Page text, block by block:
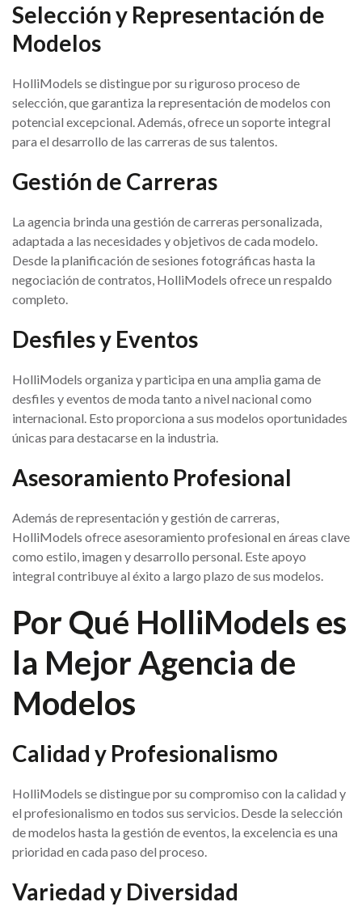
Selección y Representación de
Modelos
HolliModels se distingue por su riguroso proceso de
selección, que garantiza la representación de modelos con
potencial excepcional. Además, ofrece un soporte integral
para el desarrollo de las carreras de sus talentos.
Gestión de Carreras
La agencia brinda una gestión de carreras personalizada,
adaptada a las necesidades y objetivos de cada modelo.
Desde la planificación de sesiones fotográficas hasta la
negociación de contratos, HolliModels ofrece un respaldo
completo.
Desfiles y Eventos
HolliModels organiza y participa en una amplia gama de
desfiles y eventos de moda tanto a nivel nacional como
internacional. Esto proporciona a sus modelos oportunidades
únicas para destacarse en la industria.
Asesoramiento Profesional
Además de representación y gestión de carreras,
HolliModels ofrece asesoramiento profesional en áreas clave
como estilo, imagen y desarrollo personal. Este apoyo
integral contribuye al éxito a largo plazo de sus modelos.
Por Qué HolliModels es
la Mejor Agencia de
Modelos
Calidad y Profesionalismo
HolliModels se distingue por su compromiso con la calidad y
el profesionalismo en todos sus servicios. Desde la selección
de modelos hasta la gestión de eventos, la excelencia es una
prioridad en cada paso del proceso.
Variedad y Diversidad